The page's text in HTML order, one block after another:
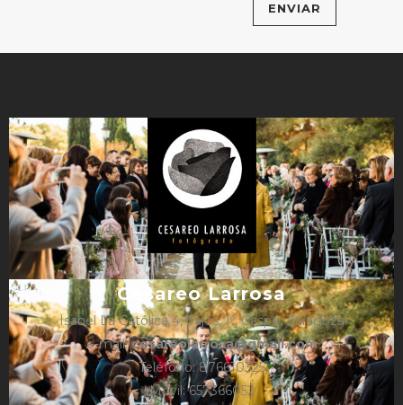
Cesareo Larrosa
Isabel La Católica 4, bajos, 1º, Caspe, Zaragoza
e-mail:cesareolarrosa@gmail.com
Teléfono: 876610325
Móvil: 657366052